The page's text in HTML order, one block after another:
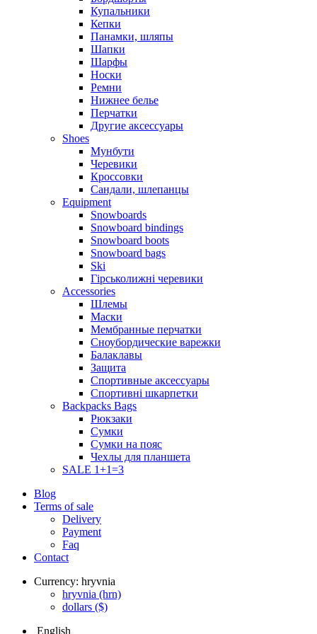
Купальники
Кепки
Панамки, шляпы
Шапки
Шарфы
Носки
Ремни
Нижнее белье
Перчатки
Другие аксессуары
Shoes
Мунбути
Черевики
Кроссовки
Сандали, шлепанцы
Equipment
Snowboards
Snowboard bindings
Snowboard boots
Snowboard bags
Ski
Гірськолижні черевики
Accessories
Шлемы
Маски
Мембранные перчатки
Сноубордические варежки
Балаклавы
Защита
Спортивные аксессуары
Спортивні шкарпетки
Backpacks Bags
Рюкзаки
Сумки
Сумки на пояс
Чехлы для планшета
SALE 1+1=3
Blog
Terms of sale
Delivery
Payment
Faq
Contact
Currency: hryvnia
hryvnia (hrn)
dollars ($)
English